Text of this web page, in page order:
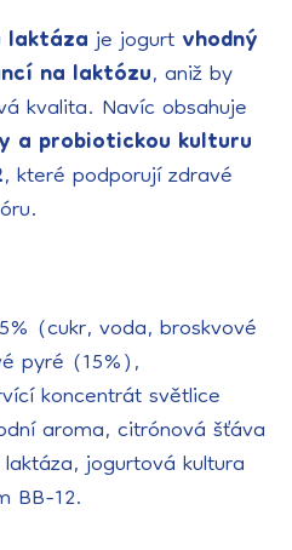
laktázaje jogurtvhodný
na laktózu, aniž by
kvalita. Navíc obsahuje
a probiotickou kulturu
, které podporují zdravé
(cukr, voda, broskvové
pyré (15%),
koncentrát světlice
aroma, citrónová šťáva
jogurtová kultura
BB-12.